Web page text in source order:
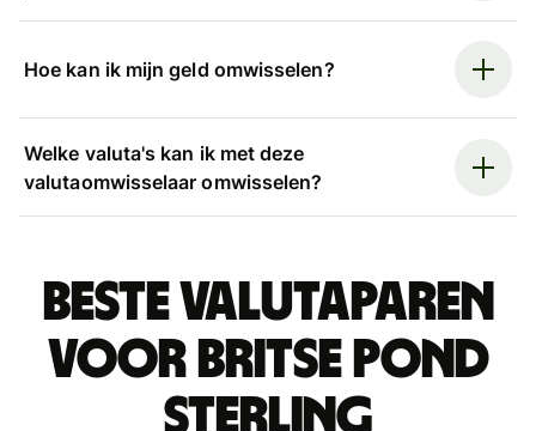
Hoe kan ik mijn geld omwisselen?
Welke valuta's kan ik met deze
valutaomwisselaar omwisselen?
Beste valutaparen
voor Britse pond
sterling